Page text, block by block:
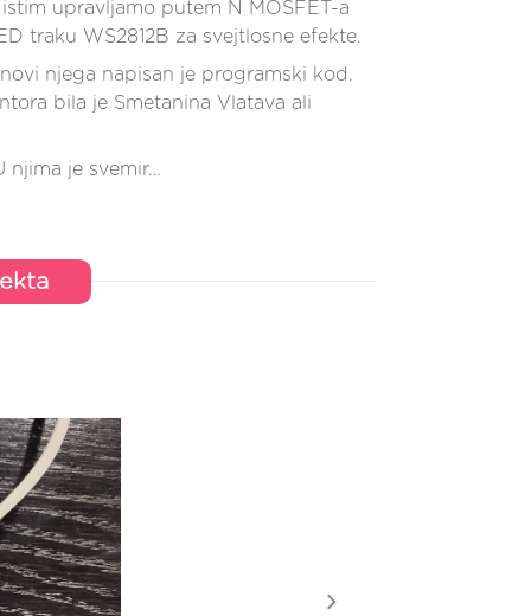
upravljamo putem N MOSFET-a
traku WS2812B za svejtlosne efekte.
njega napisan je programski kod.
bila je Smetanina Vlatava ali
njima je svemir…